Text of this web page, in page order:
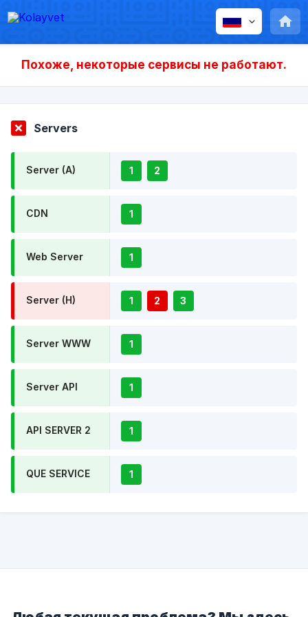
Похоже, некоторые сервисы не работают.
Servers
Server (A) 1 2
CDN 1
Web Server 1
Server (H) 1 2 3
Server WWW 1
Server API 1
API SERVER 2 1
QUE SERVICE 1